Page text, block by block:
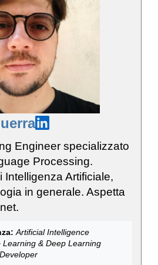
Engineer specializzato
Processing.
Artificiale,
in generale. Aspetta
Artificial Intelligence
Learning & Deep Learning